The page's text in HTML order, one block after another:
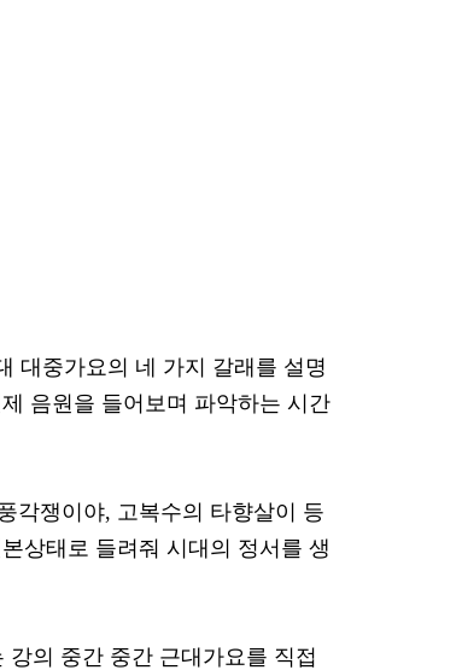
대중가요의 네 가지 갈래를 설명
음원을 들어보며 파악하는 시간
각쟁이야, 고복수의 타향살이 등
상태로 들려줘 시대의 정서를 생
강의 중간 중간 근대가요를 직접